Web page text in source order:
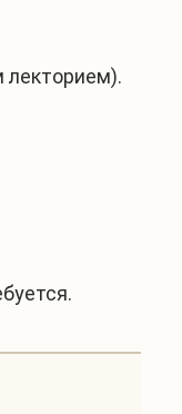
лекторием).